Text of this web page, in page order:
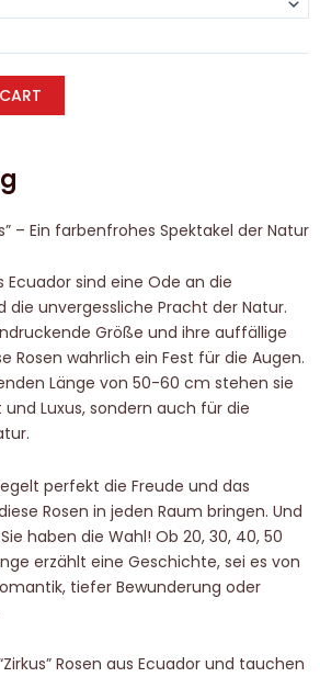
– Ein farbenfrohes Spektakel der Natur
Ecuador sind eine Ode an die
die unvergessliche Pracht der Natur.
Größe und ihre auffällige
Rosen wahrlich ein Fest für die Augen.
Länge von 50-60 cm stehen sie
Luxus, sondern auch für die
perfekt die Freude und das
Rosen in jeden Raum bringen. Und
haben die Wahl! Ob 20, 30, 40, 50
erzählt eine Geschichte, sei es von
tiefer Bewunderung oder
Rosen aus Ecuador und tauchen